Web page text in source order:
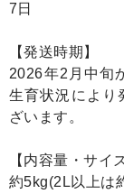
7日
【発送時期】
2026年2月中旬
生育状況により
ざいます。
【内容量・サイ
約5kg(2L以上は